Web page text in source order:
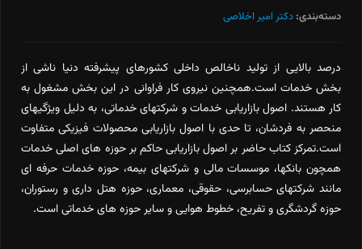
دسته‌بندی: دکتر امیر اخلاصی
درصد بالایی از تولید ناخالص داخلی کشورهای پیشرفته دنیا ناشی از
بخش خدمات است.همچنین نیروی کار فراوانی در این بخش مشغول به
کار هستند. اصول بازاریابی خدمات و شرکتهای خدماتی، به دلیل ویژگیهای
منحصر به فردشان، تا حدی با اصول بازاریابی محصولات فیزیکی متفاوت
است.تمرکز کتاب حاضر بر اصول بازاریابی حاکم بر حوزه های اصلی خدمات
همچون بانکها، موسسات مالی و شرکتهای بیمه، حوزه خدمات حرفه ای
مانند شرکتهای حسابرسی، حقوقی، معماری، حوزه هتل داری و رستوران،
حوزه گردشگری و تفریح، خطوط هوایی و سایر حوزه های خدماتی است.